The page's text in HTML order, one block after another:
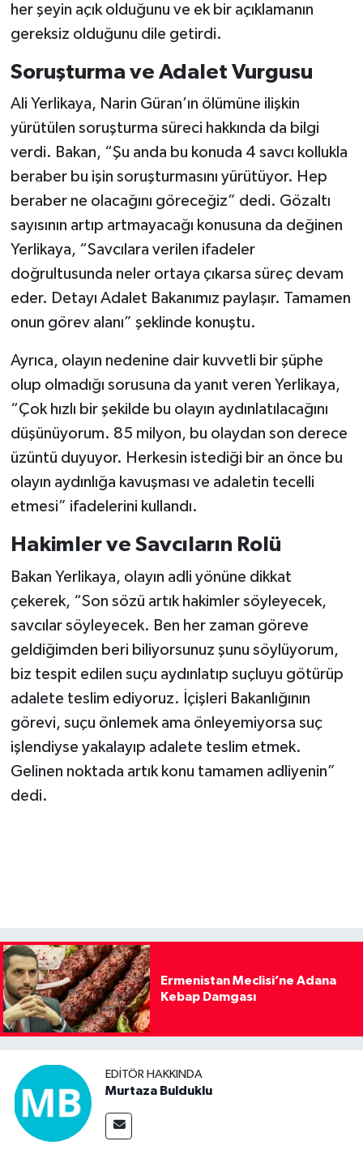
her şeyin açık olduğunu ve ek bir açıklamanın
gereksiz olduğunu dile getirdi.
Soruşturma ve Adalet Vurgusu
Ali Yerlikaya, Narin Güran’ın ölümüne ilişkin
yürütülen soruşturma süreci hakkında da bilgi
verdi. Bakan, “Şu anda bu konuda 4 savcı kollukla
beraber bu işin soruşturmasını yürütüyor. Hep
beraber ne olacağını göreceğiz” dedi. Gözaltı
sayısının artıp artmayacağı konusuna da değinen
Yerlikaya, “Savcılara verilen ifadeler
doğrultusunda neler ortaya çıkarsa süreç devam
eder. Detayı Adalet Bakanımız paylaşır. Tamamen
onun görev alanı” şeklinde konuştu.
Ayrıca, olayın nedenine dair kuvvetli bir şüphe
olup olmadığı sorusuna da yanıt veren Yerlikaya,
“Çok hızlı bir şekilde bu olayın aydınlatılacağını
düşünüyorum. 85 milyon, bu olaydan son derece
üzüntü duyuyor. Herkesin istediği bir an önce bu
olayın aydınlığa kavuşması ve adaletin tecelli
etmesi” ifadelerini kullandı.
Hakimler ve Savcıların Rolü
Bakan Yerlikaya, olayın adli yönüne dikkat
çekerek, “Son sözü artık hakimler söyleyecek,
savcılar söyleyecek. Ben her zaman göreve
geldiğimden beri biliyorsunuz şunu söylüyorum,
biz tespit edilen suçu aydınlatıp suçluyu götürüp
adalete teslim ediyoruz. İçişleri Bakanlığının
görevi, suçu önlemek ama önleyemiyorsa suç
işlendiyse yakalayıp adalete teslim etmek.
Gelinen noktada artık konu tamamen adliyenin”
dedi.
Ermenistan Meclisi’ne Adana
Kebap Damgası
EDITÖR HAKKINDA
Murtaza Bulduklu